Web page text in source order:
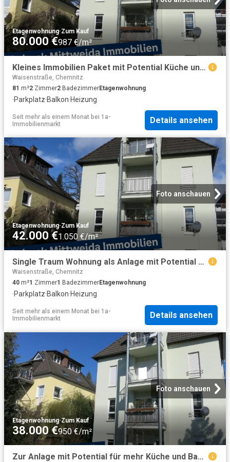
Etagenwohnung·Zum Kauf
80.000 €987 €/m²
Kleines Immobilien Paket mit Potential Küche und Bad mit Fenster, Balkon sowie Stellplatz inkl. !
Waisenstraße, Chemnitz
81 m²2 Zimmer2 BadezimmerEtagenwohnung
·Parkplatz·Balkon·Heizung
Seit mehr als einem Monat bei 1a-
Immobilienmarkt
Details ansehen
Foto anschauen
Etagenwohnung·Zum Kauf
42.000 €1.050 €/m²
Single Traum Wohnung als Anlage mit Potential Küche und Bad mit Fenster, Balkon sowie Stellplatz!
Waisenstraße, Chemnitz
40 m²1 Zimmer1 BadezimmerEtagenwohnung
·Parkplatz·Balkon·Heizung
Seit mehr als einem Monat bei 1a-
Immobilienmarkt
Details ansehen
Foto anschauen
Etagenwohnung·Zum Kauf
38.000 €950 €/m²
Zur Anlage mit Potential für mehr Küche und Bad mit Fenster, Balkon sowie Stellplatz!